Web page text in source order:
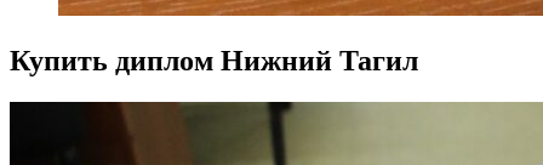
Купить диплом Нижний Тагил